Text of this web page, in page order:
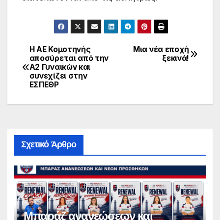
Πλοήγηση
άρθρων
Μια νέα εποχή
ξεκινά!
Η ΑΕ Κομοτηνής
αποσύρεται από την
Α2 Γυναικών και
συνεχίζει στην
ΕΣΠΕΘΡ
Σχετικό Άρθρο
Μπαράζ ανανεώσεων και